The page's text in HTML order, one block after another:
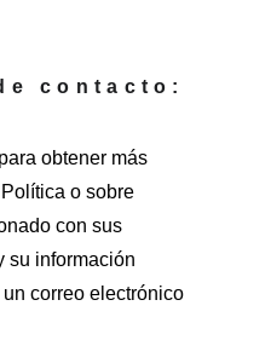
contacto:
obtener más
o sobre
con sus
su información
correo electrónico